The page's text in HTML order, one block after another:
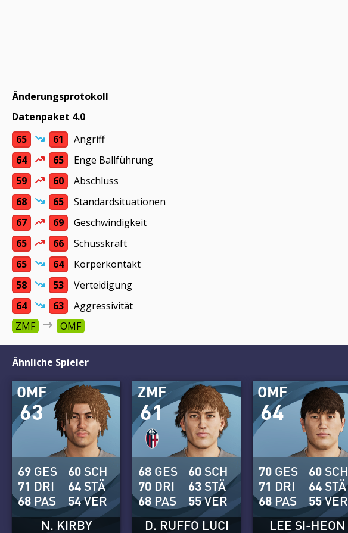
Änderungsprotokoll
Datenpaket 4.0
65
61 Angriff
64
65 Enge Ballführung
59
60 Abschluss
68
65 Standardsituationen
67
69 Geschwindigkeit
65
66 Schusskraft
65
64 Körperkontakt
58
53 Verteidigung
64
63 Aggressivität
ZMF
OMF
Ähnliche Spieler
63
OMF
N. KIRBY
69 GES
71 DRI
68 PAS
60 SCH
64 STÄ
54VER
61
ZMF
D. RUFFO LUCI
68 GES
70 DRI
68 PAS
60 SCH
63 STÄ
55VER
64
OMF
LEE SI-HEON
70 GES
71 DRI
68 PAS
60 SCH
64 STÄ
55VER